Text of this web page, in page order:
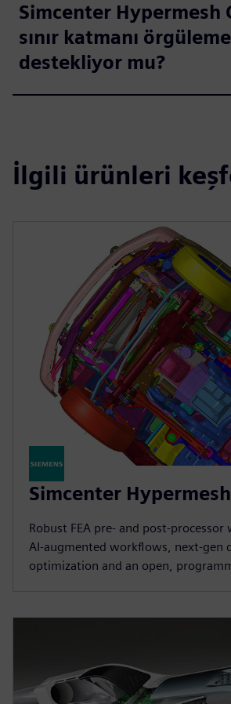
Simcenter Hypermesh
sınır katmanı
destekliyor mu?
İlgili ürünleri
Simcenter Hypermesh
Robust FEA pre‑ and post‑processor
AI‑augmented workflows, next‑gen
optimization and an open,